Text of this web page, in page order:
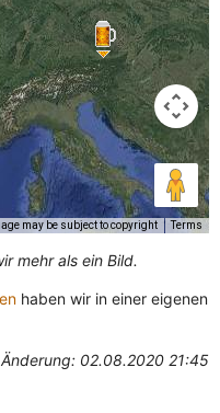
may be subject to copyright Terms
mehr als ein Bild.
haben wir in einer eigenen
02.08.2020 21:45